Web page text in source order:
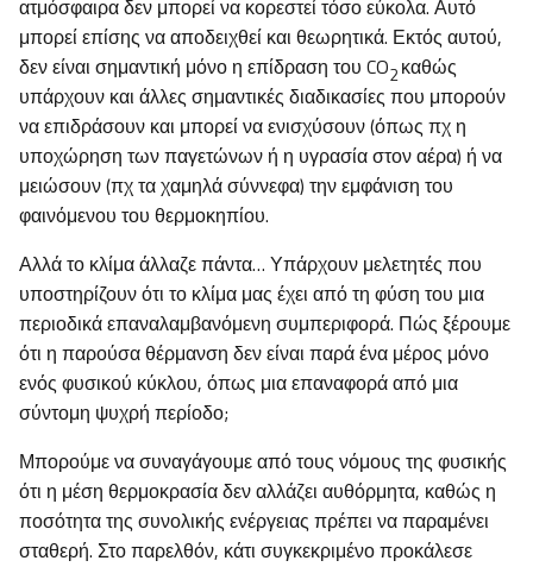
ατμόσφαιρα δεν μπορεί να κορεστεί τόσο εύκολα. Αυτό
μπορεί επίσης να αποδειχθεί και θεωρητικά. Εκτός αυτού,
δεν είναι σημαντική μόνο η επίδραση του CO2καθώς
υπάρχουν και άλλες σημαντικές διαδικασίες που μπορούν
να επιδράσουν και μπορεί να ενισχύσουν (όπως πχ η
υποχώρηση των παγετώνων ή η υγρασία στον αέρα) ή να
μειώσουν (πχ τα χαμηλά σύννεφα) την εμφάνιση του
φαινόμενου του θερμοκηπίου.
Αλλά το κλίμα άλλαζε πάντα… Υπάρχουν μελετητές που
υποστηρίζουν ότι το κλίμα μας έχει από τη φύση του μια
περιοδικά επαναλαμβανόμενη συμπεριφορά. Πώς ξέρουμε
ότι η παρούσα θέρμανση δεν είναι παρά ένα μέρος μόνο
ενός φυσικού κύκλου, όπως μια επαναφορά από μια
σύντομη ψυχρή περίοδο;
Μπορούμε να συναγάγουμε από τους νόμους της φυσικής
ότι η μέση θερμοκρασία δεν αλλάζει αυθόρμητα, καθώς η
ποσότητα της συνολικής ενέργειας πρέπει να παραμένει
σταθερή. Στο παρελθόν, κάτι συγκεκριμένο προκάλεσε